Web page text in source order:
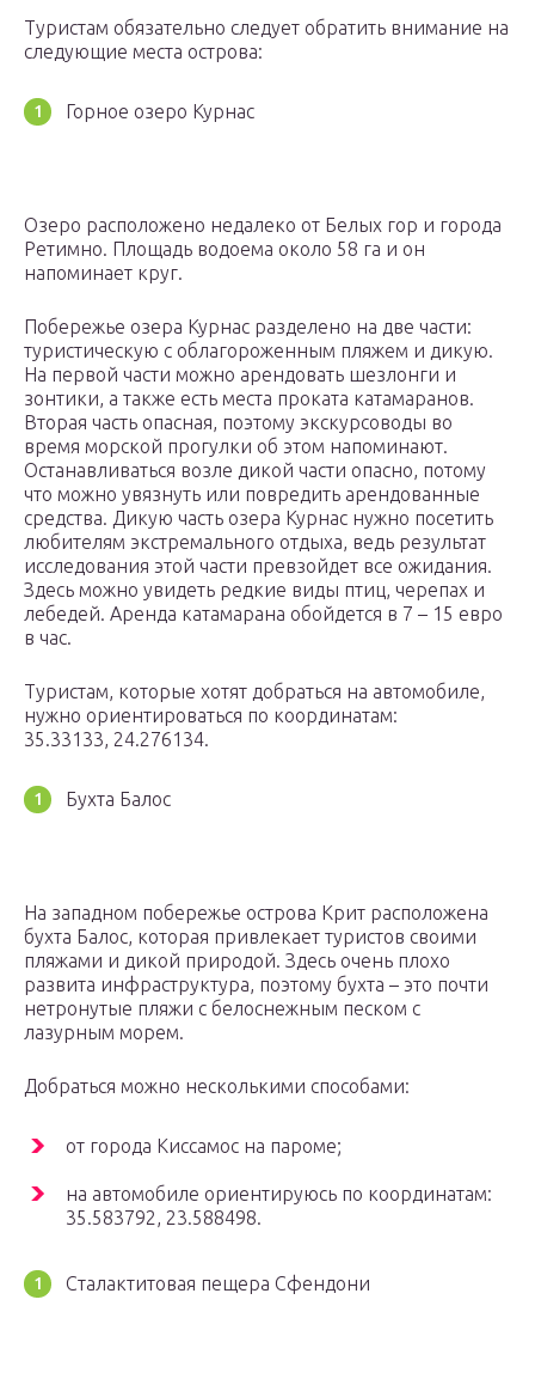
Туристам обязательно следует обратить внимание на
следующие места острова:
Горное озеро Курнас
Озеро расположено недалеко от Белых гор и города
Ретимно. Площадь водоема около 58 га и он
напоминает круг.
Побережье озера Курнас разделено на две части:
туристическую с облагороженным пляжем и дикую.
На первой части можно арендовать шезлонги и
зонтики, а также есть места проката катамаранов.
Вторая часть опасная, поэтому экскурсоводы во
время морской прогулки об этом напоминают.
Останавливаться возле дикой части опасно, потому
что можно увязнуть или повредить арендованные
средства. Дикую часть озера Курнас нужно посетить
любителям экстремального отдыха, ведь результат
исследования этой части превзойдет все ожидания.
Здесь можно увидеть редкие виды птиц, черепах и
лебедей. Аренда катамарана обойдется в 7 – 15 евро
в час.
Туристам, которые хотят добраться на автомобиле,
нужно ориентироваться по координатам:
35.33133, 24.276134.
Бухта Балос
На западном побережье острова Крит расположена
бухта Балос, которая привлекает туристов своими
пляжами и дикой природой. Здесь очень плохо
развита инфраструктура, поэтому бухта – это почти
нетронутые пляжи с белоснежным песком с
лазурным морем.
Добраться можно несколькими способами:
от города Киссамос на пароме;
на автомобиле ориентируюсь по координатам:
35.583792, 23.588498.
Сталактитовая пещера Сфендони